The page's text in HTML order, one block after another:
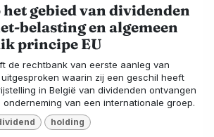
gebied van dividenden
belasting en algemeen
principe EU
de rechtbank van eerste aanleg van
waarin zij een geschil heeft
in België van dividenden ontvangen
van een internationale groep.
holding